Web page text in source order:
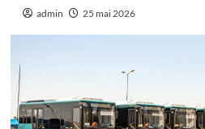
admin 25 mai 2026